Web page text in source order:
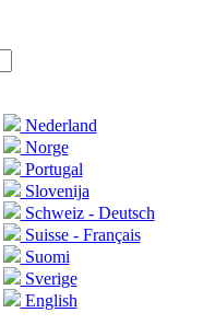
Nederland
Norge
Portugal
Slovenija
Schweiz - Deutsch
Suisse - Français
Suomi
Sverige
English